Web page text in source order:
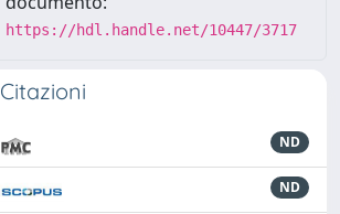
https://hdl.handle.net/10447/3717
Citazioni
ND
ND